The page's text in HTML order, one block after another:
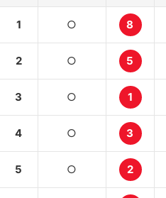
1 ○ 8
2 ○ 5
3 ○ 1
4 ○ 3
5 ○ 2